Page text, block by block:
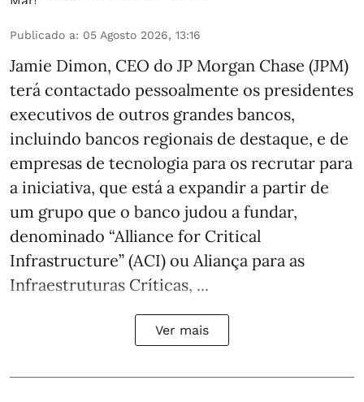
Publicado a: 05 Agosto 2026, 13:16
Jamie Dimon, CEO do JP Morgan Chase (JPM)
terá contactado pessoalmente os presidentes
executivos de outros grandes bancos,
incluindo bancos regionais de destaque, e de
empresas de tecnologia para os recrutar para
a iniciativa, que está a expandir a partir de
um grupo que o banco judou a fundar,
denominado “Alliance for Critical
Infrastructure” (ACI) ou Aliança para as
Infraestruturas Críticas, ...
Ver mais